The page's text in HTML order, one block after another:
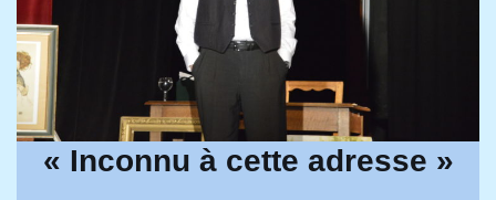
« Inconnu à cette adresse »